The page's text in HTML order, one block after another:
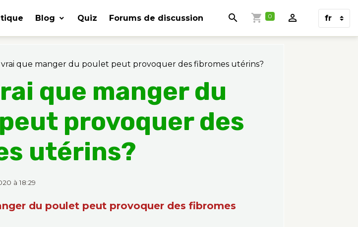
Blog Quiz Forums de discussion 0
vrai que manger du poulet peut provoquer des fibromes utérins?
que manger du
provoquer des
utérins?
à 18:29
du poulet peut provoquer des fibromes